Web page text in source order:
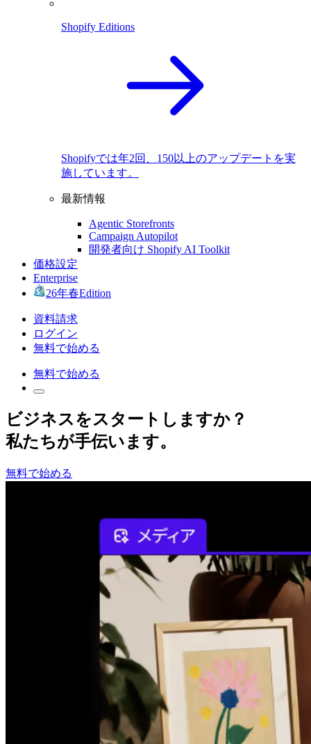
Shopify Editions
Shopifyでは年2回、150以上のアップデートを実
施しています。
最新情報
Agentic Storefronts
Campaign Autopilot
開発者向け Shopify AI Toolkit
価格設定
Enterprise
26年春Edition
資料請求
ログイン
無料で始める
無料で始める
ビジネスをスタートしますか？
私たちが手伝います。
無料で始める